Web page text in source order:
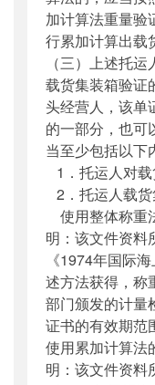
加计算法重量验
行累加计算出载
（三）上述托
载货集装箱验证
头经营人，该单
的一部分，也可
当至少包括以下
1．托运人对载
2．托运人载
使用整体称重
明：该文件资料
《1974年国际
述方法获得，称
部门颁发的计量
证书的有效期范
使用累加计算法
明：该文件资料